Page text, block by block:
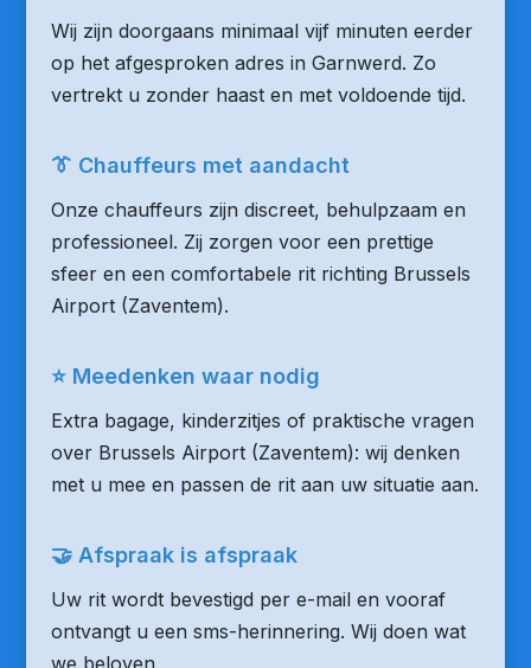
Wij zijn doorgaans minimaal vijf minuten eerder
op het afgesproken adres in Garnwerd. Zo
vertrekt u zonder haast en met voldoende tijd.
👔 Chauffeurs met aandacht
Onze chauffeurs zijn discreet, behulpzaam en
professioneel. Zij zorgen voor een prettige
sfeer en een comfortabele rit richting Brussels
Airport (Zaventem).
⭐ Meedenken waar nodig
Extra bagage, kinderzitjes of praktische vragen
over Brussels Airport (Zaventem): wij denken
met u mee en passen de rit aan uw situatie aan.
🤝 Afspraak is afspraak
Uw rit wordt bevestigd per e-mail en vooraf
ontvangt u een sms-herinnering. Wij doen wat
we beloven.